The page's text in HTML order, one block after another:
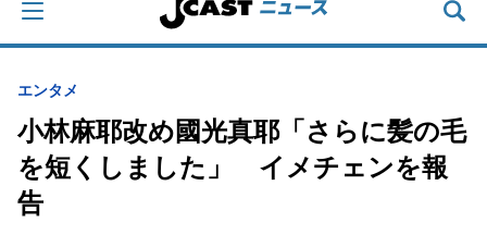
エンタメ
小林麻耶改め國光真耶「さらに髪の毛
を短くしました」 イメチェンを報
告